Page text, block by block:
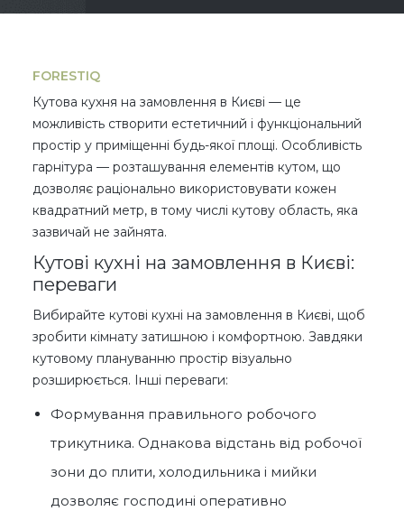
FORESTIQ
Кутова кухня на замовлення в Києві — це
можливість створити естетичний і функціональний
простір у приміщенні будь-якої площі. Особливість
гарнітура — розташування елементів кутом, що
дозволяє раціонально використовувати кожен
квадратний метр, в тому числі кутову область, яка
зазвичай не зайнята.
Кутові кухні на замовлення в Києві:
переваги
Вибирайте кутові кухні на замовлення в Києві, щоб
зробити кімнату затишною і комфортною. Завдяки
кутовому плануванню простір візуально
розширюється. Інші переваги:
Формування правильного робочого
трикутника. Однакова відстань від робочої
зони до плити, холодильника і мийки
дозволяє господині оперативно